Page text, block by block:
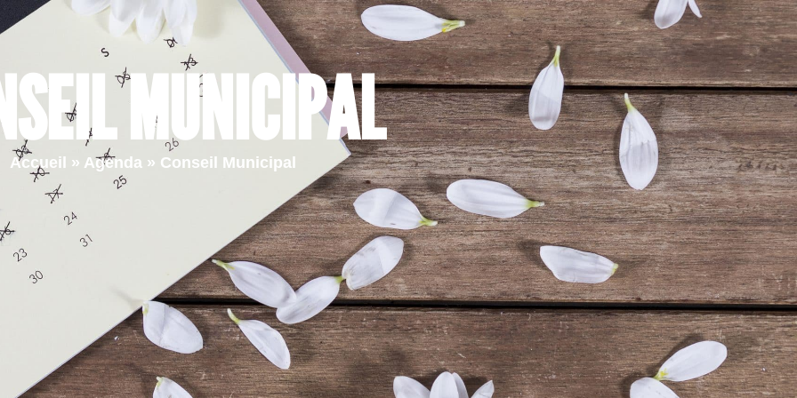
Ma ville Vie quotidienne Vie pratique Découvrir
MUNICIPAL
Accueil » Agenda » Conseil Municipal